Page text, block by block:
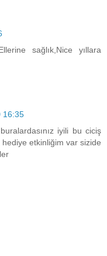
sağlık,Nice yıllara
16:35
iyili bu ciciş
hediye etkinliğim var sizide